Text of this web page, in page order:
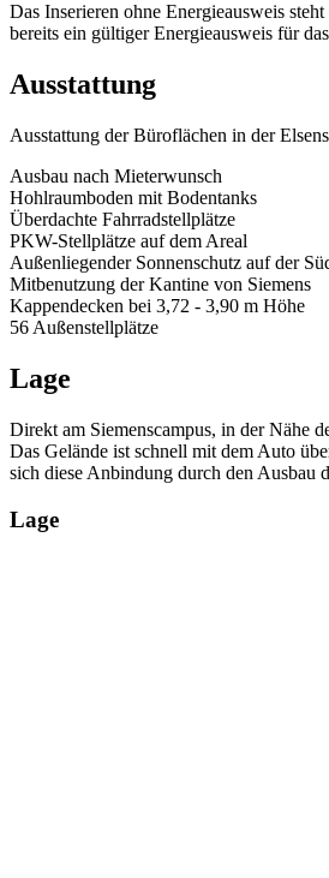
Das Inserieren ohne Energieausweis
bereits ein gültiger Energieausweis für
Ausstattung
Ausstattung der Büroflächen in der
Ausbau nach Mieterwunsch
Hohlraumboden mit Bodentanks
Überdachte Fahrradstellplätze
PKW-Stellplätze auf dem Areal
Außenliegender Sonnenschutz auf der
Mitbenutzung der Kantine von Siemens
Kappendecken bei 3,72 - 3,90 m Höhe
56 Außenstellplätze
Lage
Direkt am Siemenscampus, in der Nähe
Das Gelände ist schnell mit dem Auto
sich diese Anbindung durch den Ausbau
Lage